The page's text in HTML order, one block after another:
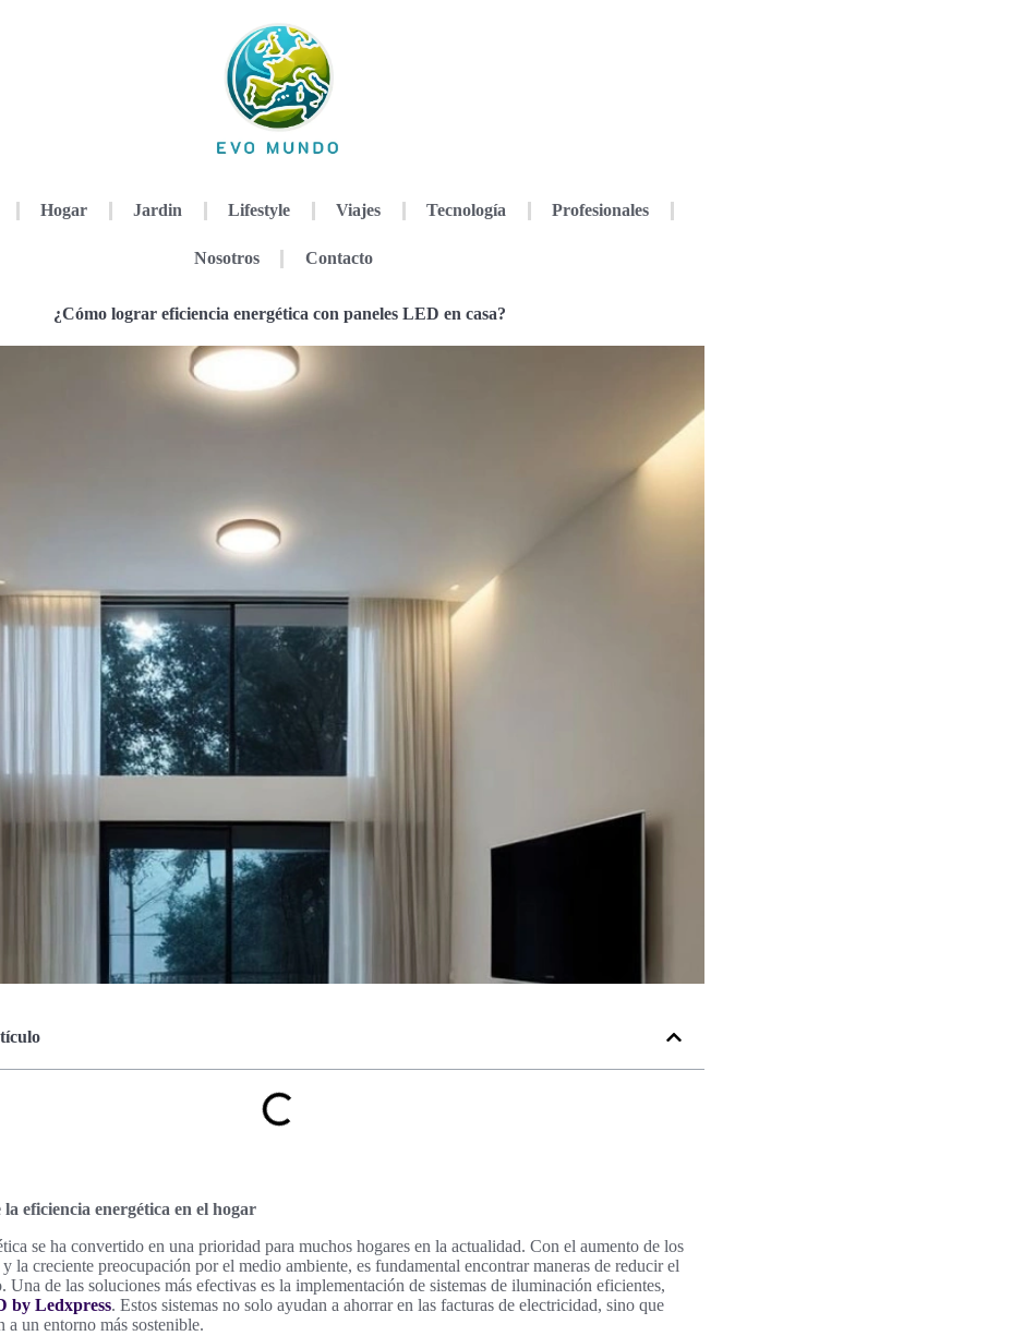
Hogar Jardin Lifestyle Viajes Tecnología Profesionales
Nosotros Contacto
¿Cómo lograr eficiencia energética con paneles LED en casa?
eficiencia energética en el hogar
se ha convertido en una prioridad para muchos hogares en la actualidad. Con el aumento de los
la creciente preocupación por el medio ambiente, es fundamental encontrar maneras de reducir el
Una de las soluciones más efectivas es la implementación de sistemas de iluminación eficientes,
by Ledxpress. Estos sistemas no solo ayudan a ahorrar en las facturas de electricidad, sino que
a un entorno más sostenible.